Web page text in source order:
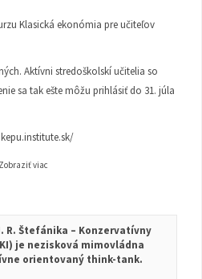
Klasická ekonómia pre učiteľov
Aktívni stredoškolskí učitelia so
sa tak ešte môžu prihlásiť do 31. júla
kepu.institute.sk/
Zobraziť viac
Štefánika – Konzervatívny
je nezisková mimovládna
orientovaný think-tank.